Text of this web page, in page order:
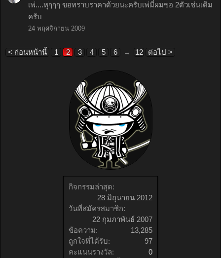
กิจกรรมล่าสุด:
28 มิถุนายน 2012
วันที่สมัครสมาชิก:
22 กุมภาพันธ์ 2007
ข้อความ:
13,285
ถูกใจที่ได้รับ:
97
คะแนนรางวัล:
0
เพ่....หุๆๆๆ ขอทราบราคาด้วยนะครับเพ่มี่ผมขอ 2ตัวเช่นเดิม
ครับ
24 พฤศจิกายน 2009
< ก่อนหน้านี้ 1 2 3 4 5 6 → 12 ต่อไป >